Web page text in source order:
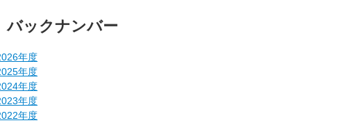
バックナンバー
年度
年度
年度
年度
年度